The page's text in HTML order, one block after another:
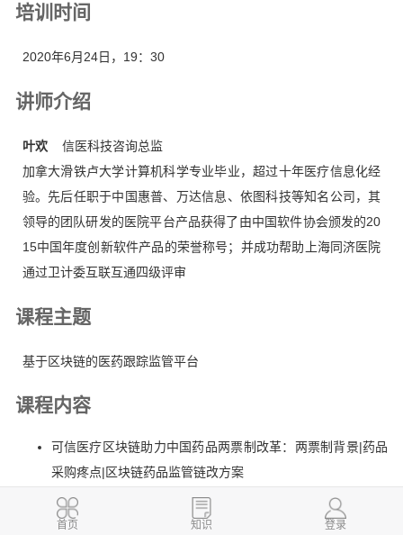
首页 知识 登录
培训时间
2020年6月24日，19：30
讲师介绍
叶欢信医科技咨询总监
加拿大滑铁卢大学计算机科学专业毕业，超过十年医疗信息化经
验。先后任职于中国惠普、万达信息、依图科技等知名公司，其
领导的团队研发的医院平台产品获得了由中国软件协会颁发的20
15中国年度创新软件产品的荣誉称号；并成功帮助上海同济医院
通过卫计委互联互通四级评审
课程主题
基于区块链的医药跟踪监管平台
课程内容
可信医疗区块链助力中国药品两票制改革：两票制背景|药品
采购疼点|区块链药品监管链改方案
信医携手BSN打造可信医疗区块链，加速医疗区块链应用场
景落地